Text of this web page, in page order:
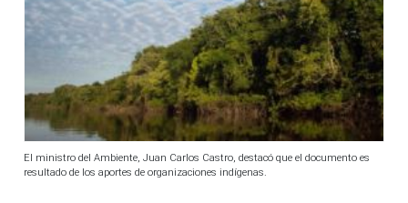
El ministro del Ambiente, Juan Carlos Castro, destacó que el documento es
resultado de los aportes de organizaciones indígenas.